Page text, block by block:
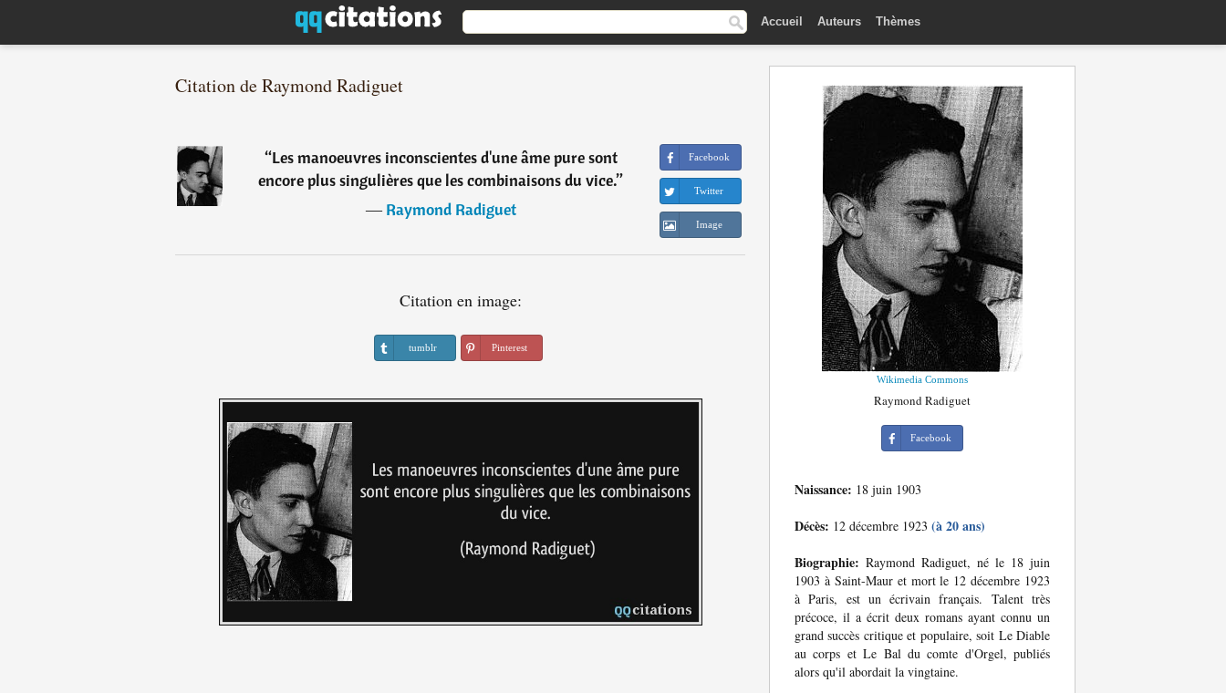
Accueil Auteurs Thèmes
Citation de Raymond Radiguet
“Les manoeuvres inconscientes d'une âme pure sont
encore plus singulières que les combinaisons du vice.”
―Raymond Radiguet
Facebook
Twitter
Image
Citation en image:
tumblr Pinterest
Wikimedia Commons
Raymond Radiguet
Facebook
Naissance: 18 juin 1903
Décès: 12 décembre 1923 (à 20 ans)
Biographie: Raymond Radiguet, né le 18 juin
1903 à Saint-Maur et mort le 12 décembre 1923
à Paris, est un écrivain français. Talent très
précoce, il a écrit deux romans ayant connu un
grand succès critique et populaire, soit Le Diable
au corps et Le Bal du comte d'Orgel, publiés
alors qu'il abordait la vingtaine.